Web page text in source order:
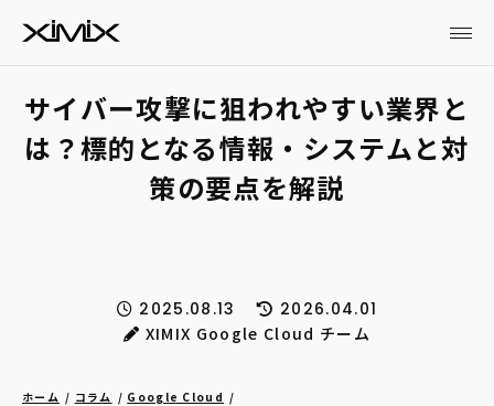
サイバー攻撃に狙われやすい業界と
は？標的となる情報・システムと対
策の要点を解説
2025.08.13
2026.04.01
XIMIX Google Cloud チーム
ホーム コラム
Google Cloud